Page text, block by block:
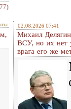
02.08.2026 07:41
Михаил
ВСУ, но их нет
врага его же